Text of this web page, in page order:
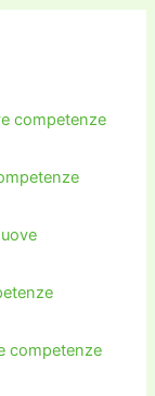
competenze
competenze